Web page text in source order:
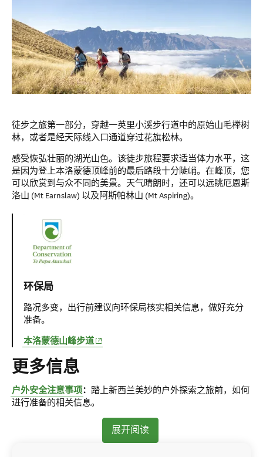
徒步之旅第一部分，穿越一英里小溪步行道中的原始山毛榉树
林，或者是经天际线入口通道穿过花旗松林。
感受恢弘壮丽的湖光山色。该徒步旅程要求适当体力水平，这
是因为登上本洛蒙德顶峰前的最后路段十分陡峭。在峰顶，您
可以欣赏到与众不同的美景。天气晴朗时，还可以远眺厄恩斯
洛山 (Mt Earnslaw) 以及阿斯帕林山 (Mt Aspiring)。
环保局
路况多变，出行前建议向环保局核实相关信息，做好充分
准备。
本洛蒙德山峰步道(opens in new window)
更多信息
户外安全注意事项： 踏上新西兰美妙的户外探索之旅前，如何
进行准备的相关信息。
展开阅读